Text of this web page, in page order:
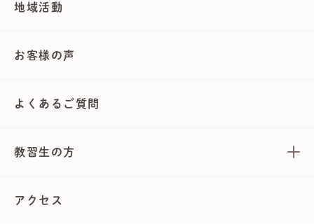
地域活動
お客様の声
よくあるご質問
教習生の方
アクセス